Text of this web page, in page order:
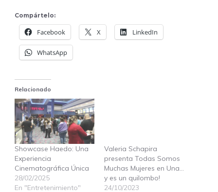
Compártelo:
Facebook X LinkedIn
WhatsApp
Relacionado
Showcase Haedo: Una
Experiencia
Cinematográfica Única
28/02/2025
En "Entretenimiento"
En "Entretenimiento"